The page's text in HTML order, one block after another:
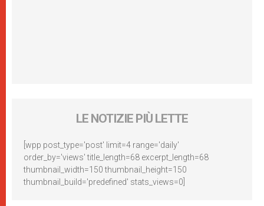
LE NOTIZIE PIÙ LETTE
[wpp post_type='post' limit=4 range='daily'
order_by='views' title_length=68 excerpt_length=68
thumbnail_width=150 thumbnail_height=150
thumbnail_build='predefined' stats_views=0]